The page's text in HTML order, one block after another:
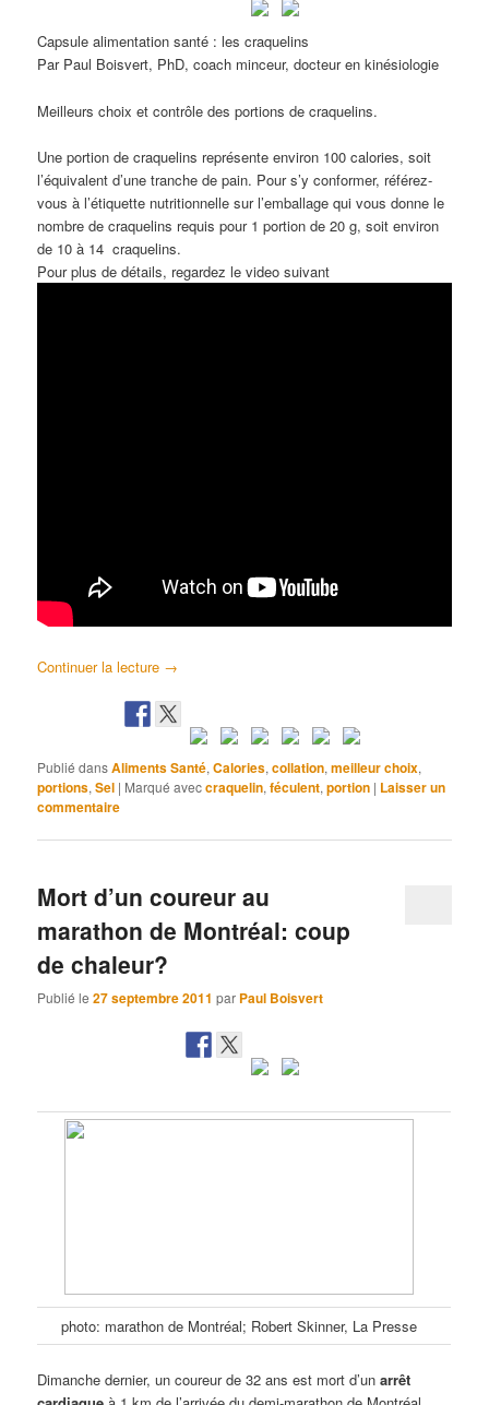
Capsule alimentation santé : les craquelins
Par Paul Boisvert, PhD, coach minceur, docteur en kinésiologie
Meilleurs choix et contrôle des portions de craquelins.
Une portion de craquelins représente environ 100 calories, soit
l’équivalent d’une tranche de pain. Pour s’y conformer, référez-
vous à l’étiquette nutritionnelle sur l’emballage qui vous donne le
nombre de craquelins requis pour 1 portion de 20 g, soit environ
de 10 à 14 craquelins.
Pour plus de détails, regardez le video suivant
Continuer la lecture →
Publié dansAliments Santé,Calories,collation,meilleur choix,
portions,Sel | Marqué aveccraquelin,féculent,portion | Laisser un
commentaire
Mort d’un coureur au
marathon de Montréal: coup
de chaleur?
Publié le27 septembre 2011 par Paul Boisvert
photo: marathon de Montréal; Robert Skinner, La Presse
Dimanche dernier, un coureur de 32 ans est mort d’unarrêt